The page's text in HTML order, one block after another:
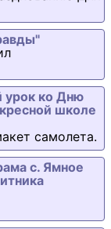
урок ко Дню
школе
самолета.
с. Ямное